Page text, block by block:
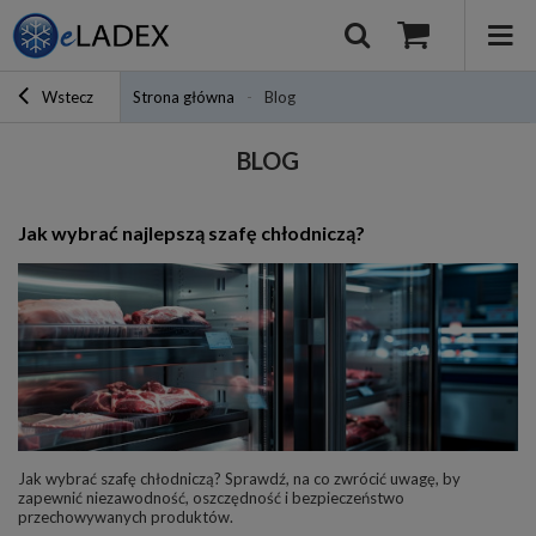
Wstecz Strona główna Blog
BLOG
Jak wybrać najlepszą szafę chłodniczą?
Jak wybrać szafę chłodniczą? Sprawdź, na co zwrócić uwagę, by
zapewnić niezawodność, oszczędność i bezpieczeństwo
przechowywanych produktów.